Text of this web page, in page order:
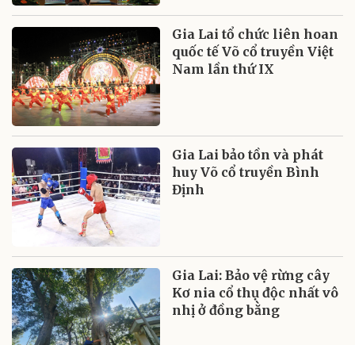
Gia Lai tổ chức liên hoan
quốc tế Võ cổ truyền Việt
Nam lần thứ IX
Gia Lai bảo tồn và phát
huy Võ cổ truyền Bình
Định
Gia Lai: Bảo vệ rừng cây
Kơ nia cổ thụ độc nhất vô
nhị ở đồng bằng